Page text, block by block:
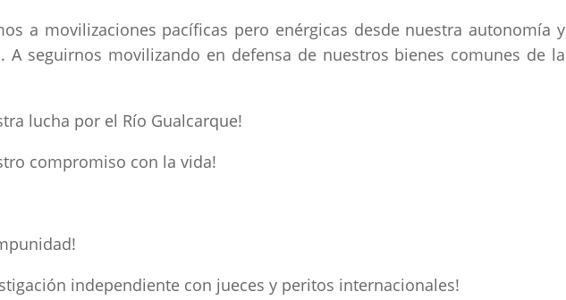
a movilizaciones pacíficas pero enérgicas desde nuestra autonomía y
A seguirnos movilizando en defensa de nuestros bienes comunes de la
lucha por el Río Gualcarque!
compromiso con la vida!
independiente con jueces y peritos internacionales!